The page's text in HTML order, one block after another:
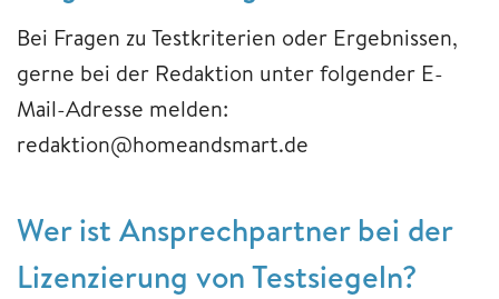
Bei Fragen zu Testkriterien oder Ergebnissen,
gerne bei der Redaktion unter folgender E-
Mail-Adresse melden:
redaktion@homeandsmart.de
Wer ist Ansprechpartner bei der
Lizenzierung von Testsiegeln?